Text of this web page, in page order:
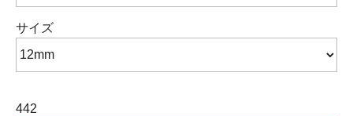
サイズ
442